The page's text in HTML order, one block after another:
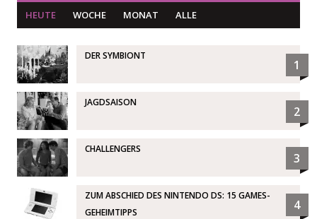
HEUTE WOCHE MONAT ALLE
DER SYMBIONT
1
JAGDSAISON
2
CHALLENGERS
3
ZUM ABSCHIED DES NINTENDO DS: 15 GAMES-
GEHEIMTIPPS
4